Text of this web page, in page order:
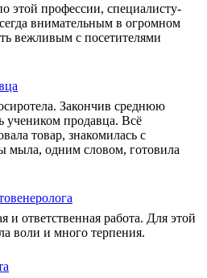
этой профессии, специалисту-
внимательным в огромном
вежливым с посетителями
Закончив среднюю
учеником продавца. Всё
товар, знакомилась с
мыла, одним словом, готовила
и ответственная работа. Для этой
воли и много терпения.